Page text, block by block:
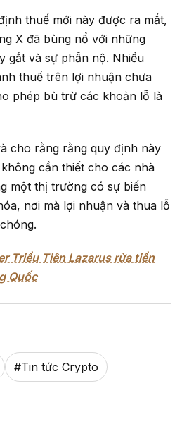
thuế mới này được ra mắt,
X đã bùng nổ với những
gắt và sự phẫn nộ. Nhiều
thuế trên lợi nhuận chưa
phép bù trừ các khoản lỗ là
cho rằng rằng quy định này
cần thiết cho các nhà
một thị trường có sự biến
nơi mà lợi nhuận và thua lỗ
Triều Tiên Lazarus rửa tiền
Quốc
#Tin tức Crypto